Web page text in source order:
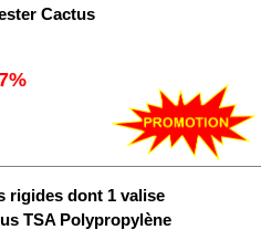
Cactus
rigides dont 1 valise
TSA Polypropylène